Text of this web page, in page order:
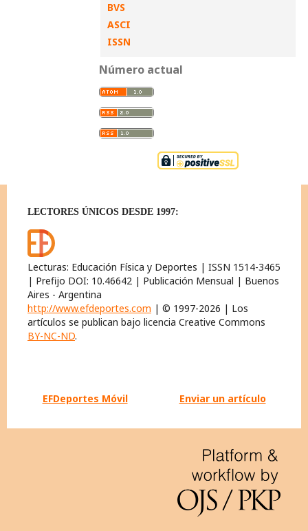
BVS
ASCI
ISSN
Número actual
LECTORES ÚNICOS DESDE 1997:
Lecturas: Educación Física y Deportes | ISSN 1514-3465
| Prefijo DOI: 10.46642 | Publicación Mensual | Buenos
Aires - Argentina
http://www.efdeportes.com | © 1997-2026 | Los
artículos se publican bajo licencia Creative Commons
BY-NC-ND.
EFDeportes Móvil Enviar un artículo